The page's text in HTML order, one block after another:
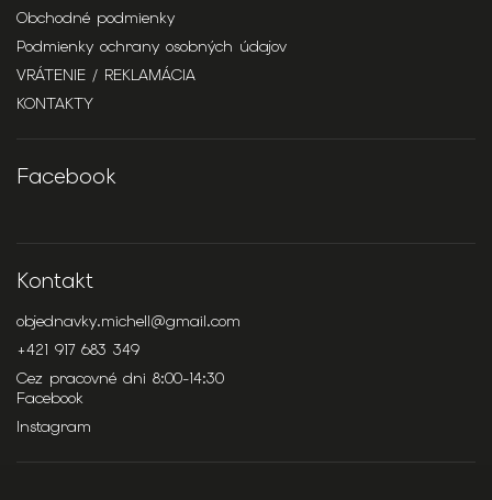
Obchodné podmienky
Podmienky ochrany osobných údajov
VRÁTENIE / REKLAMÁCIA
KONTAKTY
Facebook
Kontakt
objednavky.michell@gmail.com
+421 917 683 349
Cez pracovné dni 8:00-14:30
Facebook
Instagram